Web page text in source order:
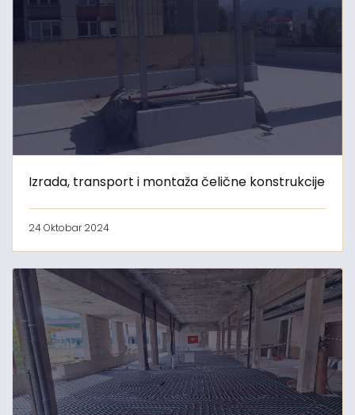
Izrada, transport i montaža čelične konstrukcije
24 Oktobar 2024